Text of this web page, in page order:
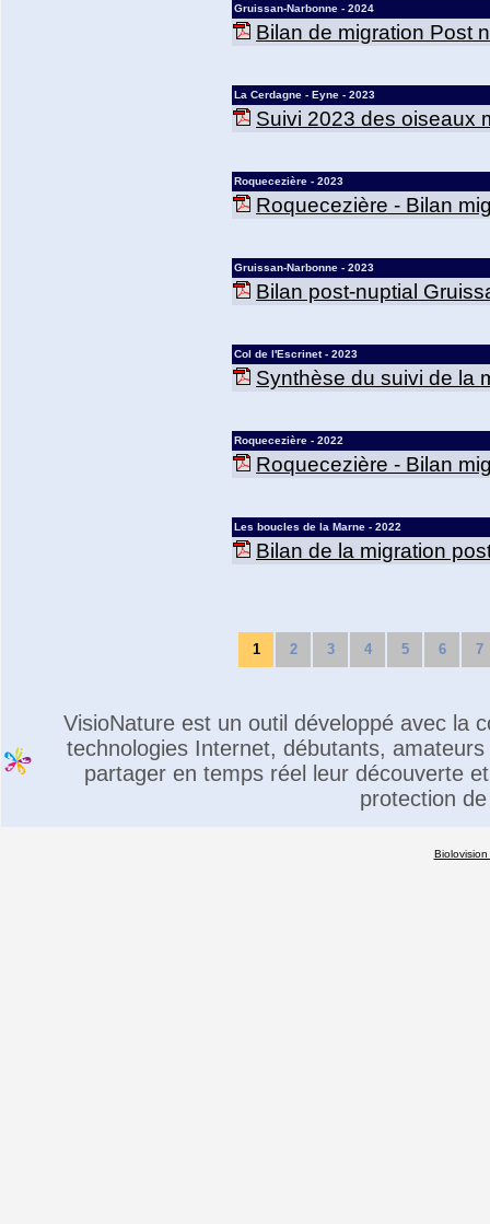
Gruissan-Narbonne - 2024
Bilan de migration Post
La Cerdagne - Eyne - 2023
Suivi 2023 des oiseaux
Roquecezière - 2023
Roquecezière - Bilan
Gruissan-Narbonne - 2023
Bilan post-nuptial
Col de l'Escrinet - 2023
Synthèse du suivi de la
Roquecezière - 2022
Roquecezière - Bilan
Les boucles de la Marne - 2022
Bilan de la migration
1 2 3 4 5 6 7
VisioNature est un outil développé avec la
technologies Internet, débutants,
partager en temps réel leur découverte
protection
Biolovision